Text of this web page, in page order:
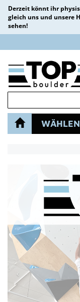
Derzeit könnt ihr
gleich uns und unsere
sehen!